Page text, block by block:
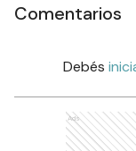
Comentarios
Debés
Ads